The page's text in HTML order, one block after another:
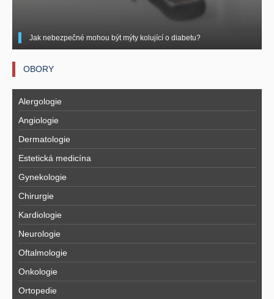
Jak nebezpečné mohou být mýty kolující o diabetu?
OBORY
Alergologie
Angiologie
Dermatologie
Estetická medicína
Gynekologie
Chirurgie
Kardiologie
Neurologie
Oftalmologie
Onkologie
Ortopedie